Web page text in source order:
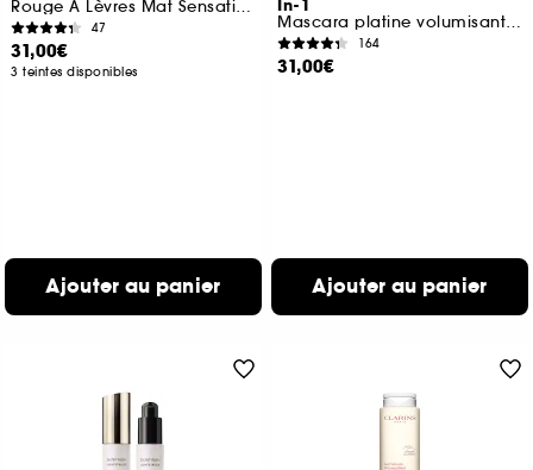
Rouge A Lèvres Mat Sensation Velours
47
31,00€
3 teintes disponibles
Ajouter au panier
In-1
Mascara platine volumisant et fortifiant
164
31,00€
Ajouter au panier